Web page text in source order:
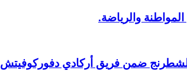
والرياضة.
للشطرنج ضمن فريق أركادي دفوركوفيتش